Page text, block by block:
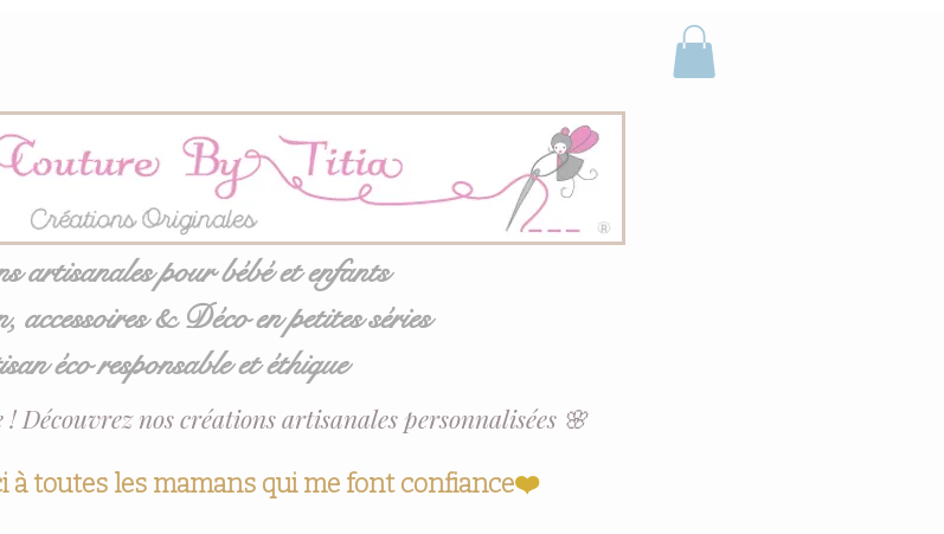
artisanales pour bébé et enfants
accessoires & Déco en petites séries
éco responsable et éthique
à toutes les mamans qui me font confiance❤️
nos créations artisanales personnalisées 🌸